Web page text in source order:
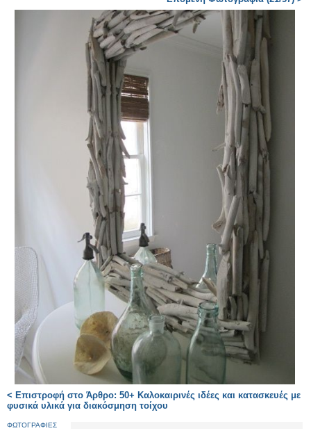
< Επιστροφή στο Άρθρο: 50+ Καλοκαιρινές ιδέες και κατασκευές με
φυσικά υλικά για διακόσμηση τοίχου
ΦΩΤΟΓΡΑΦΙΕΣ